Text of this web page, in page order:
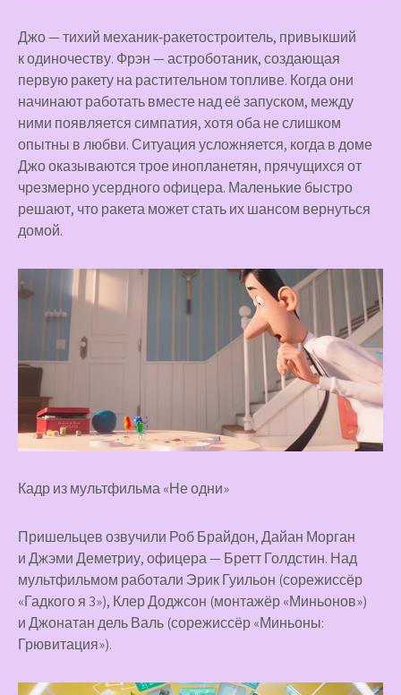
Джо — тихий механик‑ракетостроитель, привыкший
к одиночеству. Фрэн — астроботаник, создающая
первую ракету на растительном топливе. Когда они
начинают работать вместе над её запуском, между
ними появляется симпатия, хотя оба не слишком
опытны в любви. Ситуация усложняется, когда в доме
Джо оказываются трое инопланетян, прячущихся от
чрезмерно усердного офицера. Маленькие быстро
решают, что ракета может стать их шансом вернуться
домой.
Кадр из мультфильма «Не одни»
Пришельцев озвучили Роб Брайдон, Дайан Морган
и Джэми Деметриу, офицера — Бретт Голдстин. Над
мультфильмом работали Эрик Гуильон (сорежиссёр
«Гадкого я 3»), Клер Доджсон (монтажёр «Миньонов»)
и Джонатан дель Валь (сорежиссёр «Миньоны:
Грювитация»).